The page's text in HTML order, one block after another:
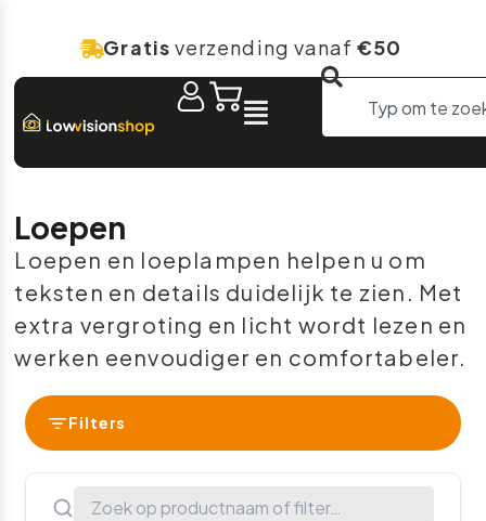
Gratis verzending vanaf €50
Loepen
Loepen en loeplampen helpen u om
teksten en details duidelijk te zien. Met
extra vergroting en licht wordt lezen en
werken eenvoudiger en comfortabeler.
Filters